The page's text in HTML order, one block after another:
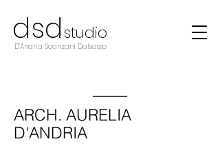
dsdstudio
D'Andria Scanzani Dalsasso
ARCH. AURELIA
D'ANDRIA